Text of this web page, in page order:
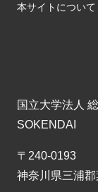
本サイトについて
国立大学法人
SOKENDAI
〒240-0193
神奈川県三浦